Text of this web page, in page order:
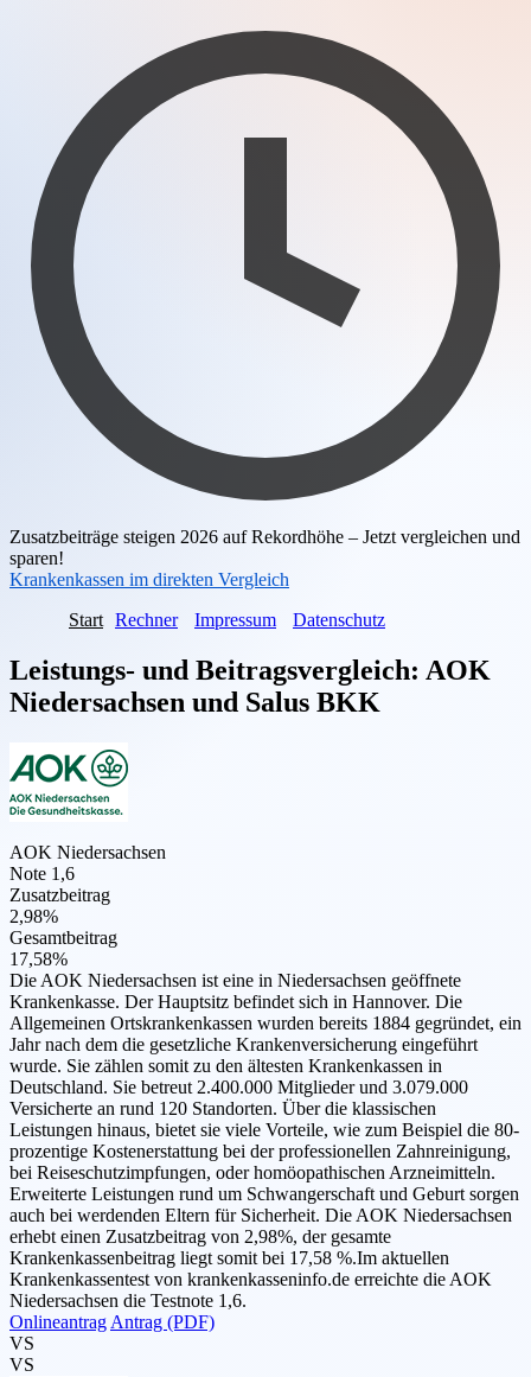
Zusatzbeiträge steigen 2026 auf Rekordhöhe – Jetzt vergleichen und
sparen!
Krankenkassen im direkten Vergleich
Start Rechner Impressum Datenschutz
Leistungs- und Beitragsvergleich: AOK
Niedersachsen und Salus BKK
AOK Niedersachsen
Note 1,6
Zusatzbeitrag
2,98%
Gesamtbeitrag
17,58%
Die AOK Niedersachsen ist eine in Niedersachsen geöffnete
Krankenkasse. Der Hauptsitz befindet sich in Hannover. Die
Allgemeinen Ortskrankenkassen wurden bereits 1884 gegründet, ein
Jahr nach dem die gesetzliche Krankenversicherung eingeführt
wurde. Sie zählen somit zu den ältesten Krankenkassen in
Deutschland. Sie betreut 2.400.000 Mitglieder und 3.079.000
Versicherte an rund 120 Standorten. Über die klassischen
Leistungen hinaus, bietet sie viele Vorteile, wie zum Beispiel die 80-
prozentige Kostenerstattung bei der professionellen Zahnreinigung,
bei Reiseschutzimpfungen, oder homöopathischen Arzneimitteln.
Erweiterte Leistungen rund um Schwangerschaft und Geburt sorgen
auch bei werdenden Eltern für Sicherheit. Die AOK Niedersachsen
erhebt einen Zusatzbeitrag von 2,98%, der gesamte
Krankenkassenbeitrag liegt somit bei 17,58 %.Im aktuellen
Krankenkassentest von krankenkasseninfo.de erreichte die AOK
Niedersachsen die Testnote 1,6.
Onlineantrag Antrag (PDF)
VS
VS